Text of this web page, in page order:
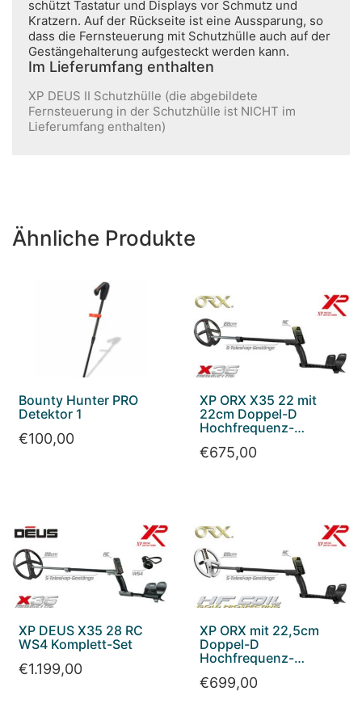
schützt Tastatur und Displays vor Schmutz und
Kratzern. Auf der Rückseite ist eine Aussparung, so
dass die Fernsteuerung mit Schutzhülle auch auf der
Gestängehalterung aufgesteckt werden kann.
Im Lieferumfang enthalten
XP DEUS II Schutzhülle (die abgebildete
Fernsteuerung in der Schutzhülle ist NICHT im
Lieferumfang enthalten)
Ähnliche Produkte
Bounty Hunter PRO
Detektor 1
€100,00
XP ORX X35 22 mit
22cm Doppel-D
Hochfrequenz-
€675,00
XP DEUS X35 28 RC
WS4 Komplett-Set
€1.199,00
XP ORX mit 22,5cm
Doppel-D
Hochfrequenz-
€699,00